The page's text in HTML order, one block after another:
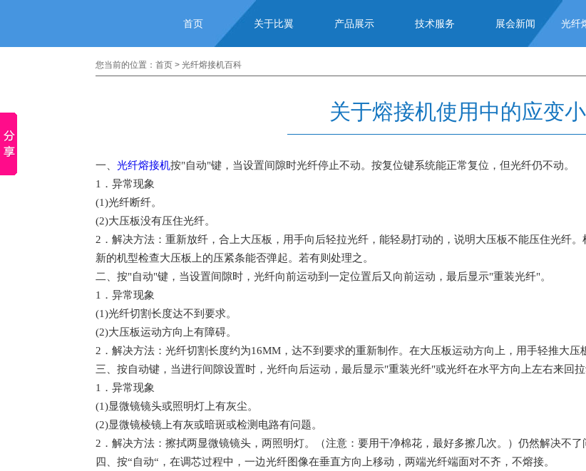
首页 关于比翼 产品展示 技术服务 展会新闻 光纤
您当前的位置：首页 >光纤熔接机百科
关于熔接机使用中的应变
一 、光纤熔接机按"自动"键，当设置间隙时光纤停止不动。按复位键系统能正常复位，但光纤仍不动。
1．异常现象
(1)光纤断纤。
(2)大压板没有压住光纤。
2．解决方法：重新放纤，合上大压板，用手向后轻拉光纤，能轻易打动的，说明大压板不能压住光纤
新的机型检查大压板上的压紧条能否弹起。若有则处理之。
二
、按"自动"键，当设置间隙时，光纤向前运动到一定位置后又向前运动，最后显示"重装光纤"。
1．异常现象
(1)光纤切割长度达不到要求。
(2)大压板运动方向上有障碍。
2．解决方法：光纤切割长度约为16MM，达不到要求的重新制作。在大压板运动方向上，用手轻推大压
三 、按自动键，当进行间隙设置时，光纤向后运动，最后显示"重装光纤"或光纤在水平方向上左右来回
1．异常现象
(1)显微镜镜头或照明灯上有灰尘。
(2)显微镜棱镜上有灰或暗斑或检测电路有问题。
2．解决方法：擦拭两显微镜镜头，两照明灯。（注意：要用干净棉花，最好多擦几次。）仍然解决不了
四
、按“自动“，在调芯过程中，一边光纤图像在垂直方向上移动，两端光纤端面对不齐，不熔接。